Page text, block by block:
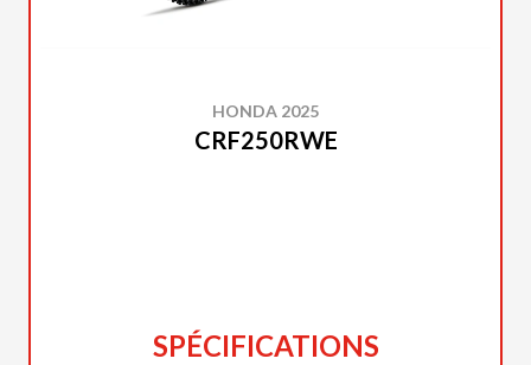
HONDA 2025
CRF250RWE
SPÉCIFICATIONS